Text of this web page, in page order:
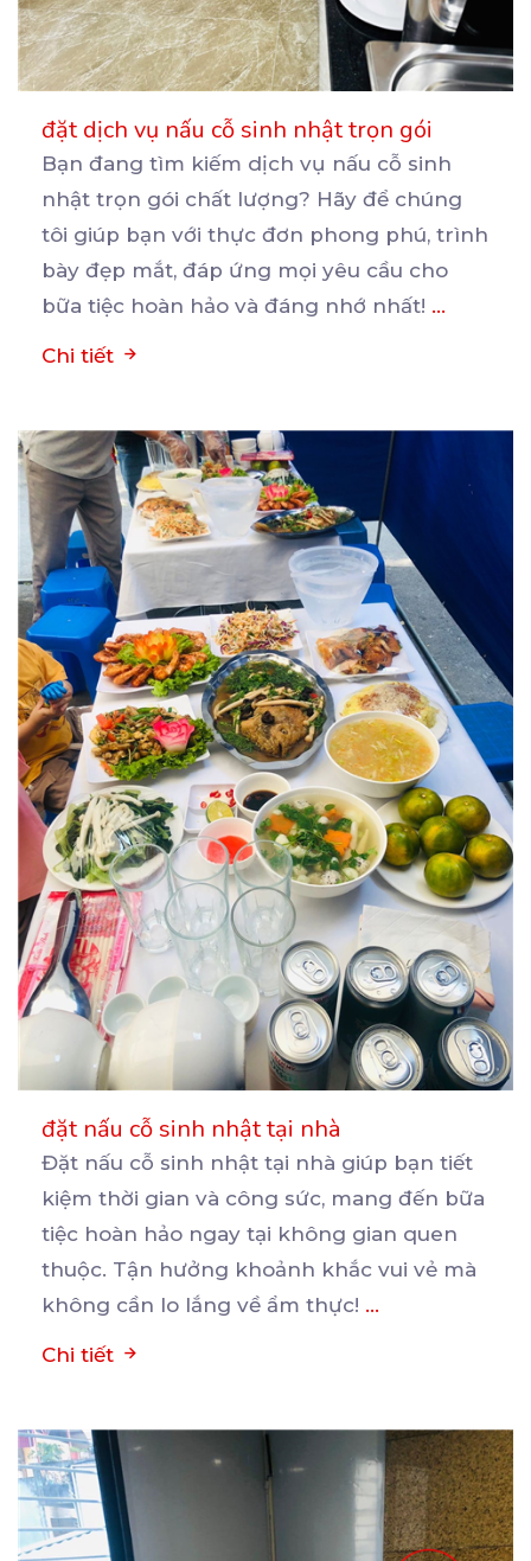
đặt dịch vụ nấu cỗ sinh nhật trọn gói
Bạn đang tìm kiếm dịch vụ nấu cỗ sinh
nhật trọn gói chất lượng? Hãy để chúng
tôi giúp bạn với thực đơn phong phú, trình
bày đẹp mắt, đáp ứng mọi yêu cầu cho
bữa tiệc hoàn hảo và đáng nhớ nhất! ...
Chi tiết
đặt nấu cỗ sinh nhật tại nhà
Đặt nấu cỗ sinh nhật tại nhà giúp bạn tiết
kiệm thời gian và công sức, mang đến bữa
tiệc hoàn hảo ngay tại không gian quen
thuộc. Tận hưởng khoảnh khắc vui vẻ mà
không cần lo lắng về ẩm thực! ...
Chi tiết